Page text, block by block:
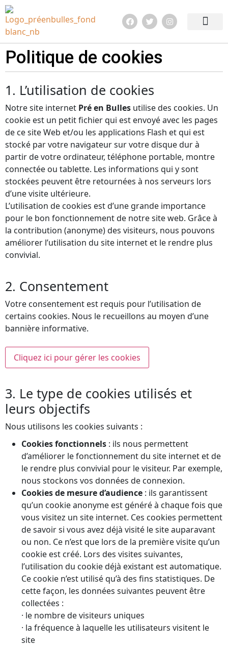
Politique de cookies
1. L’utilisation de cookies
Notre site internet Pré en Bulles utilise des cookies. Un
cookie est un petit fichier qui est envoyé avec les pages
de ce site Web et/ou les applications Flash et qui est
stocké par votre navigateur sur votre disque dur à
partir de votre ordinateur, téléphone portable, montre
connectée ou tablette. Les informations qui y sont
stockées peuvent être retournées à nos serveurs lors
d’une visite ultérieure.
L’utilisation de cookies est d’une grande importance
pour le bon fonctionnement de notre site web. Grâce à
la contribution (anonyme) des visiteurs, nous pouvons
améliorer l’utilisation du site internet et le rendre plus
convivial.
2. Consentement
Votre consentement est requis pour l’utilisation de
certains cookies. Nous le recueillons au moyen d’une
bannière informative.
Cliquez ici pour gérer les cookies
3. Le type de cookies utilisés et
leurs objectifs
Nous utilisons les cookies suivants :
Cookies fonctionnels : ils nous permettent
d’améliorer le fonctionnement du site internet et de
le rendre plus convivial pour le visiteur. Par exemple,
nous stockons vos données de connexion.
Cookies de mesure d’audience : ils garantissent
qu’un cookie anonyme est généré à chaque fois que
vous visitez un site internet. Ces cookies permettent
de savoir si vous avez déjà visité le site auparavant
ou non. Ce n’est que lors de la première visite qu’un
cookie est créé. Lors des visites suivantes,
l’utilisation du cookie déjà existant est automatique.
Ce cookie n’est utilisé qu’à des fins statistiques. De
cette façon, les données suivantes peuvent être
collectées :
· le nombre de visiteurs uniques
· la fréquence à laquelle les utilisateurs visitent le
site